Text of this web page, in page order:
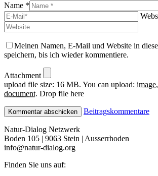
Name *
Meinen Namen, E-Mail und Website in
speichern, bis ich wieder kommentiere.
Attachment
upload file size: 16 MB. You can upload: image,
document. Drop file here
Beitragskommentare
Natur-Dialog Netzwerk
Boden 105 | 9063 Stein | Ausserrhoden
info@natur-dialog.org
Finden Sie uns auf: